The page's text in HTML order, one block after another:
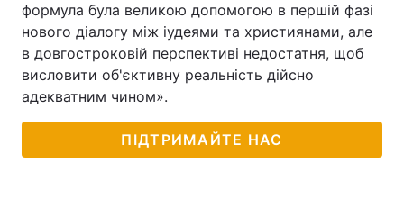
формула була великою допомогою в першій фазі
нового діалогу між іудеями та християнами, але
в довгостроковій перспективі недостатня, щоб
висловити об'єктивну реальність дійсно
адекватним чином».
ПІДТРИМАЙТЕ НАС